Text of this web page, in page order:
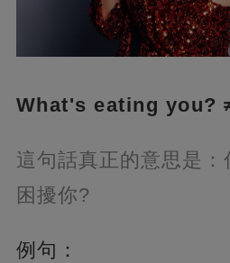
What's eating you?
這句話真正的意思是
困擾你?
例句：